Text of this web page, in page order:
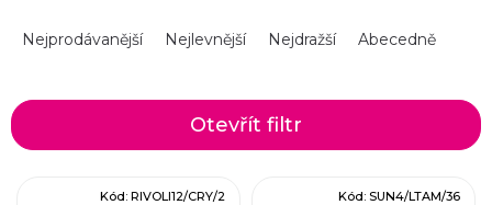
z
Nejprodávanější Nejlevnější Nejdražší Abecedně
Otevřít filtr
Kód: RIVOLI12/CRY/2 Kód: SUN4/LTAM/36